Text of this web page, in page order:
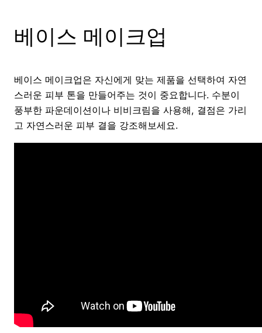
베이스 메이크업
베이스 메이크업은 자신에게 맞는 제품을 선택하여 자연
스러운 피부 톤을 만들어주는 것이 중요합니다. 수분이
풍부한 파운데이션이나 비비크림을 사용해, 결점은 가리
고 자연스러운 피부 결을 강조해보세요.